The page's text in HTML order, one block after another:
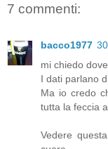
7 commenti:
bacco1977
mi chiedo
I dati parlano
Ma io credo
tutta la feccia
Vedere